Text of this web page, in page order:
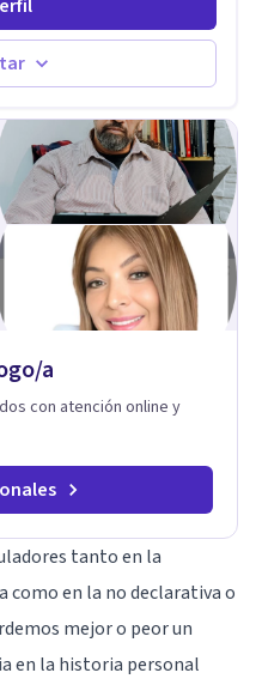
En la
presencial y/o virtual,
sesión lo acordamos en
a
con atención online y
tanto en la
en la no declarativa o
mejor o peor un
en la historia personal